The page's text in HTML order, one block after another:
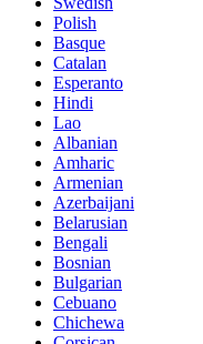
Polish
Basque
Catalan
Esperanto
Hindi
Lao
Albanian
Amharic
Armenian
Azerbaijani
Belarusian
Bengali
Bosnian
Bulgarian
Cebuano
Chichewa